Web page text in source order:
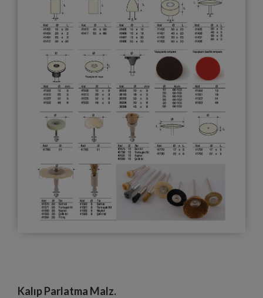
Kalıp Parlatma Malz.